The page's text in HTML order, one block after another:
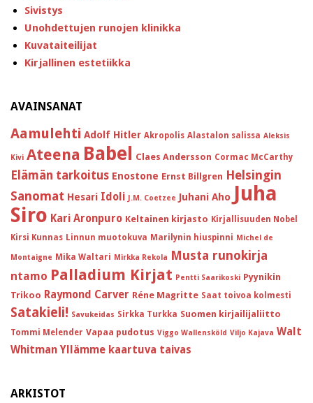
Sivistys
Unohdettujen runojen klinikka
Kuvataiteilijat
Kirjallinen estetiikka
AVAINSANAT
Aamulehti Adolf Hitler Akropolis Alastalon salissa Aleksis
Kivi Ateena Babel Claes Andersson Cormac McCarthy
Elämän tarkoitus Enostone Ernst Billgren Helsingin
Sanomat Hesari Idoli J.M. Coetzee Juhani Aho Juha
Siro Kari Aronpuro Keltainen kirjasto Kirjallisuuden Nobel
Kirsi Kunnas Linnun muotokuva Marilynin hiuspinni Michel de
Montaigne Mika Waltari Mirkka Rekola Musta runokirja
ntamo Palladium Kirjat Pentti Saarikoski Pyynikin
Trikoo Raymond Carver Réne Magritte Saat toivoa kolmesti
Satakieli! Savukeidas Sirkka Turkka Suomen kirjailijaliitto
Tommi Melender Vapaa pudotus Viggo Wallensköld Viljo Kajava Walt
Whitman Yllämme kaartuva taivas
ARKISTOT